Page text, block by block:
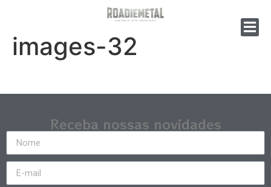
images-32
Receba nossas novidades